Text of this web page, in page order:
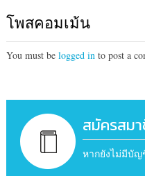
โพสคอมเม้น
You must be logged into post a
สมัครสม
หากยังไม่มีบั